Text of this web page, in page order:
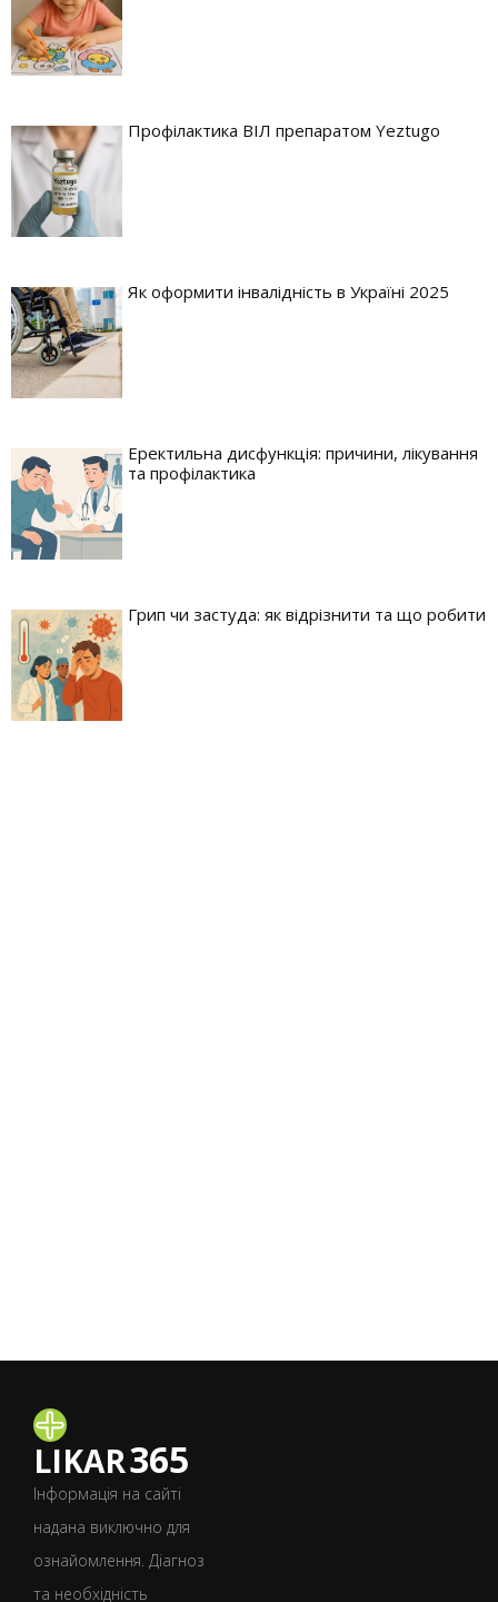
Профілактика ВІЛ препаратом Yeztugo
Як оформити інвалідність в Україні 2025
Еректильна дисфункція: причини, лікування
та профілактика
Грип чи застуда: як відрізнити та що робити
LIKAR365
Інформація на сайті
надана виключно для
ознайомлення. Діагноз
та необхідність